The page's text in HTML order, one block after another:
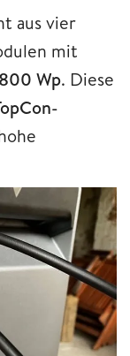
aus vier
mit
Wp. Diese